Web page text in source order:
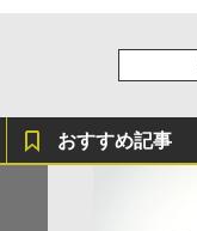
おすすめ記事